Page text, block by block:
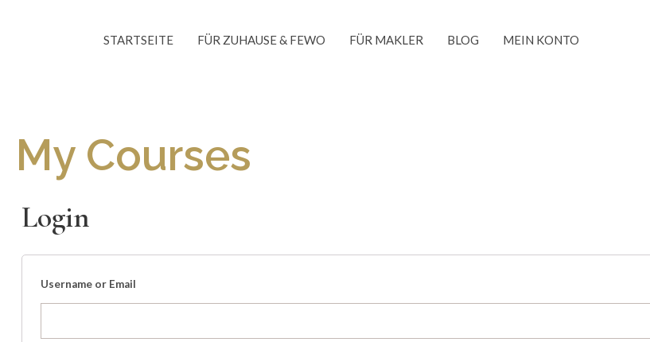
STARTSEITE FÜR ZUHAUSE & FEWO FÜR MAKLER BLOG MEIN KONTO
My Courses
Login
Username or Email